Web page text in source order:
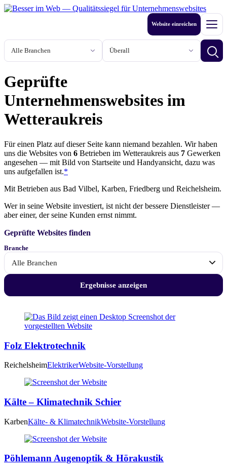
Zum
Branche
Stadt oder Region
Website einreichen Menü
Geprüfte
Unternehmenswebsites im
Wetteraukreis
Für einen Platz auf dieser Seite kann niemand bezahlen. Wir haben
uns die Websites von 6 Betrieben im Wetteraukreis aus 7 Gewerken
angesehen — mit Bild von Startseite und Handyansicht, dazu was
uns aufgefallen ist.*
Mit Betrieben aus Bad Vilbel, Karben, Friedberg und Reichelsheim.
Wer in seine Website investiert, ist nicht der bessere Dienstleister —
aber einer, der seine Kunden ernst nimmt.
Geprüfte Websites finden
Branche
Ergebnisse anzeigen
geprüften
Betriebe
im
Wetteraukreis
Folz Elektrotechnik
ReichelsheimElektrikerWebsite-Vorstellung
Kälte – Klimatechnik Schier
KarbenKälte- & KlimatechnikWebsite-Vorstellung
Pöhlemann Augenoptik & Hörakustik